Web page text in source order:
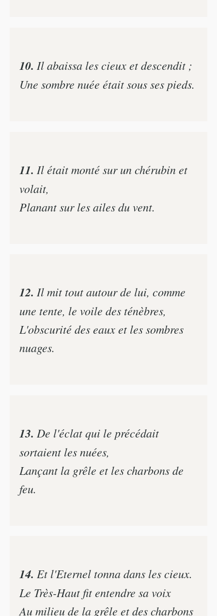
10. Il abaissa les cieux et descendit ;
Une sombre nuée était sous ses pieds.
11. Il était monté sur un chérubin et
volait,
Planant sur les ailes du vent.
12. Il mit tout autour de lui, comme
une tente, le voile des ténèbres,
L'obscurité des eaux et les sombres
nuages.
13. De l'éclat qui le précédait
sortaient les nuées,
Lançant la grêle et les charbons de
feu.
14. Et l'Eternel tonna dans les cieux.
Le Très-Haut fit entendre sa voix
Au milieu de la grêle et des charbons